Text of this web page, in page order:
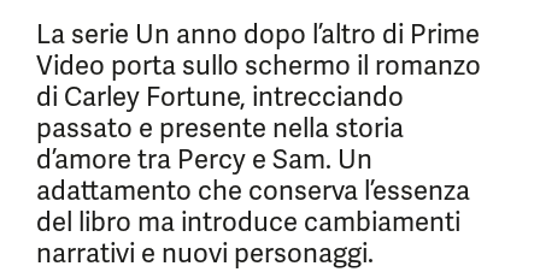
La serie Un anno dopo l’altro di Prime
Video porta sullo schermo il romanzo
di Carley Fortune, intrecciando
passato e presente nella storia
d’amore tra Percy e Sam. Un
adattamento che conserva l’essenza
del libro ma introduce cambiamenti
narrativi e nuovi personaggi.